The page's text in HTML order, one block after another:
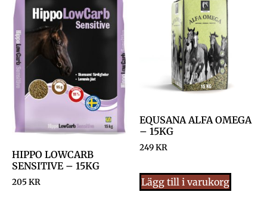
HIPPO LOWCARB
SENSITIVE – 15KG
205KR
EQUSANA ALFA OMEGA
– 15KG
249KR
Lägg till i varukorg